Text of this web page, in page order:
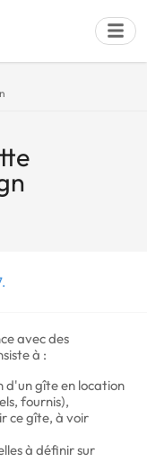
avec des
à :
d'un gîte en location
fournis),
ce gîte, à voir
à définir sur